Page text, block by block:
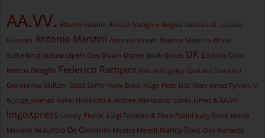
AA.VV. Alberto Savinio Alessio Mangoni Angela Giussani & Luciana
Giussani Antonio Manzini Antonio Scurati Beatrice Mautino Bruce
Sutherland caduta capelli Dan Brown Disney Book Group DK Eiichiro Oda
Enrico Deaglio Federico Rampini Felicia Kingsley Gaetano Savatteri
Geronimo Stilton Gilad Soffer Holly Black Hugo Pratt Jack Mars James Tynion IV
& Jorge Jimenez Kohei Horikoshi & Andrea Maniscalco Limes Limes & AA.VV.
lingoXpress Lonely Planet, Luigi Farrauto & Piero Pasini Lucy Score Marco
Malvaldi Maurizio De Giovanni Monica Marelli Nancy Ross Olly Richards